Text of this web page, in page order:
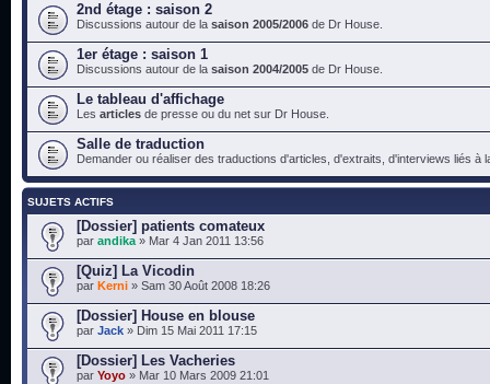
2nd étage : saison 2
Discussions autour de la saison 2005/2006 de Dr House.
1er étage : saison 1
Discussions autour de la saison 2004/2005 de Dr House.
Le tableau d'affichage
Les articles de presse ou du net sur Dr House.
Salle de traduction
Demander ou réaliser des traductions d'articles, d'extraits, d'interviews liés à
SUJETS ACTIFS
[Dossier] patients comateux
par andika » Mar 4 Jan 2011 13:56
[Quiz] La Vicodin
par Kerni » Sam 30 Août 2008 18:26
[Dossier] House en blouse
par Jack » Dim 15 Mai 2011 17:15
[Dossier] Les Vacheries
par Yoyo » Mar 10 Mars 2009 21:01